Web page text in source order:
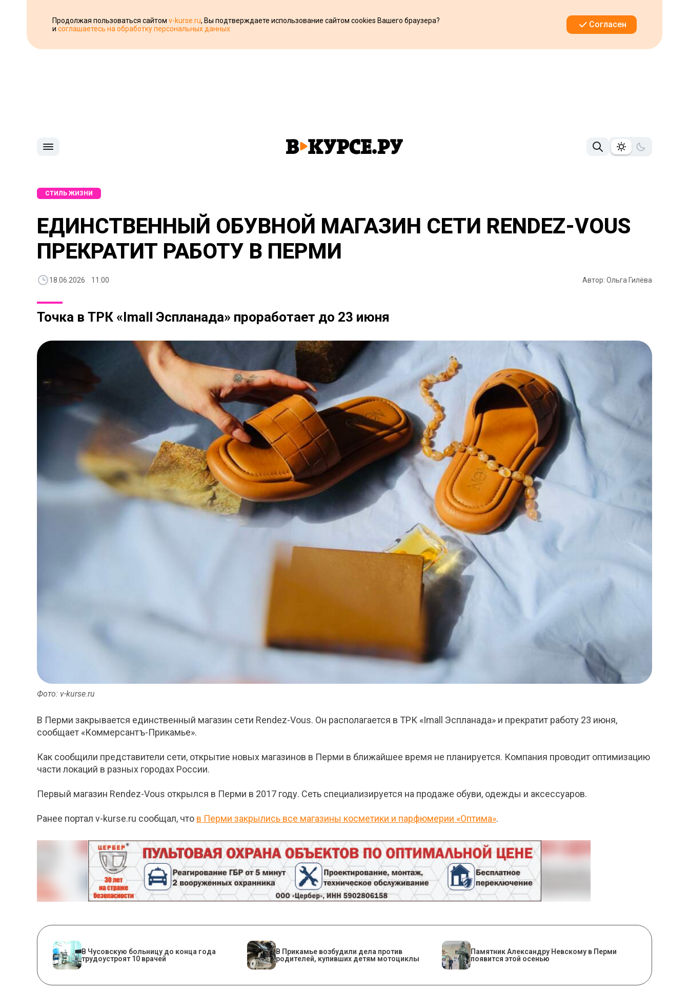
Продолжая пользоваться сайтом v-kurse.ru, Вы подтверждаете использование сайтом cookies Вашего браузера?
и соглашаетесь на обработку персональных данных Согласен
СТИЛЬ ЖИЗНИ
ЕДИНСТВЕННЫЙ ОБУВНОЙ МАГАЗИН СЕТИ RENDEZ-VOUS
ПРЕКРАТИТ РАБОТУ В ПЕРМИ
18.06.2026 11:00 Автор: Ольга Гилёва
Точка в ТРК «Imall Эспланада» проработает до 23 июня
Фото: v-kurse.ru
В Перми закрывается единственный магазин сети Rendez-Vous. Он располагается в ТРК «Imall Эспланада» и прекратит работу 23 июня,
сообщает «Коммерсантъ-Прикамье».
Как сообщили представители сети, открытие новых магазинов в Перми в ближайшее время не планируется. Компания проводит оптимизацию
части локаций в разных городах России.
Первый магазин Rendez-Vous открылся в Перми в 2017 году. Сеть специализируется на продаже обуви, одежды и аксессуаров.
Ранее портал v-kurse.ru сообщал, что в Перми закрылись все магазины косметики и парфюмерии «Оптима».
В Чусовскую больницу до конца года
трудоустроят 10 врачей
В Прикамье возбудили дела против
родителей, купивших детям мотоциклы
​Памятник Александру Невскому в Перми
появится этой осенью